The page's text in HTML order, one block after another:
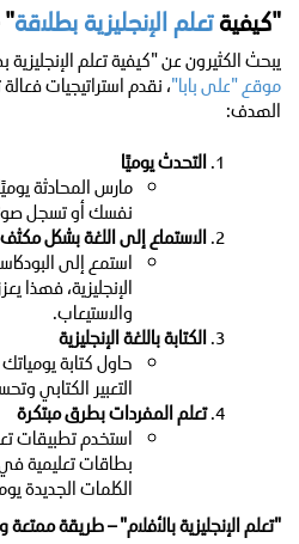
"كيفيةتعلم الإنجليزية بطلاقة"
يبحث الكثيرون عن "كيفية تعلم
موقع "على بابا"، نقدم استراتيجيات
الهدف:
التحدث يوميًا
مارس المحادثة
نفسك أو تسجل
الاستماع إلى اللغة بشكل مكثف
استمع إلى
الإنجليزية، فهذا
والاستيعاب.
الكتابة باللغة الإنجليزية
حاول كتابة
التعبير الكتابي
تعلم المفردات بطرق مبتكرة
استخدم تطبيقات
بطاقات تعليمية
الكلمات الجديدة
"تعلم الإنجليزية بالأفلام" – طريقة ممتعة